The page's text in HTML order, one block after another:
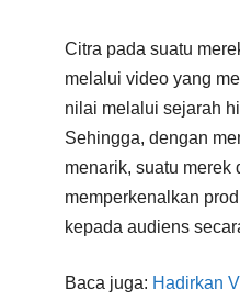
Citra pada suatu
melalui video yang
nilai melalui sejarah
Sehingga, dengan
menarik, suatu merek
memperkenalkan
kepada audiens
Baca juga: Hadirkan